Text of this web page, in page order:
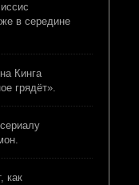
в середине
Кинга
грядёт».
как